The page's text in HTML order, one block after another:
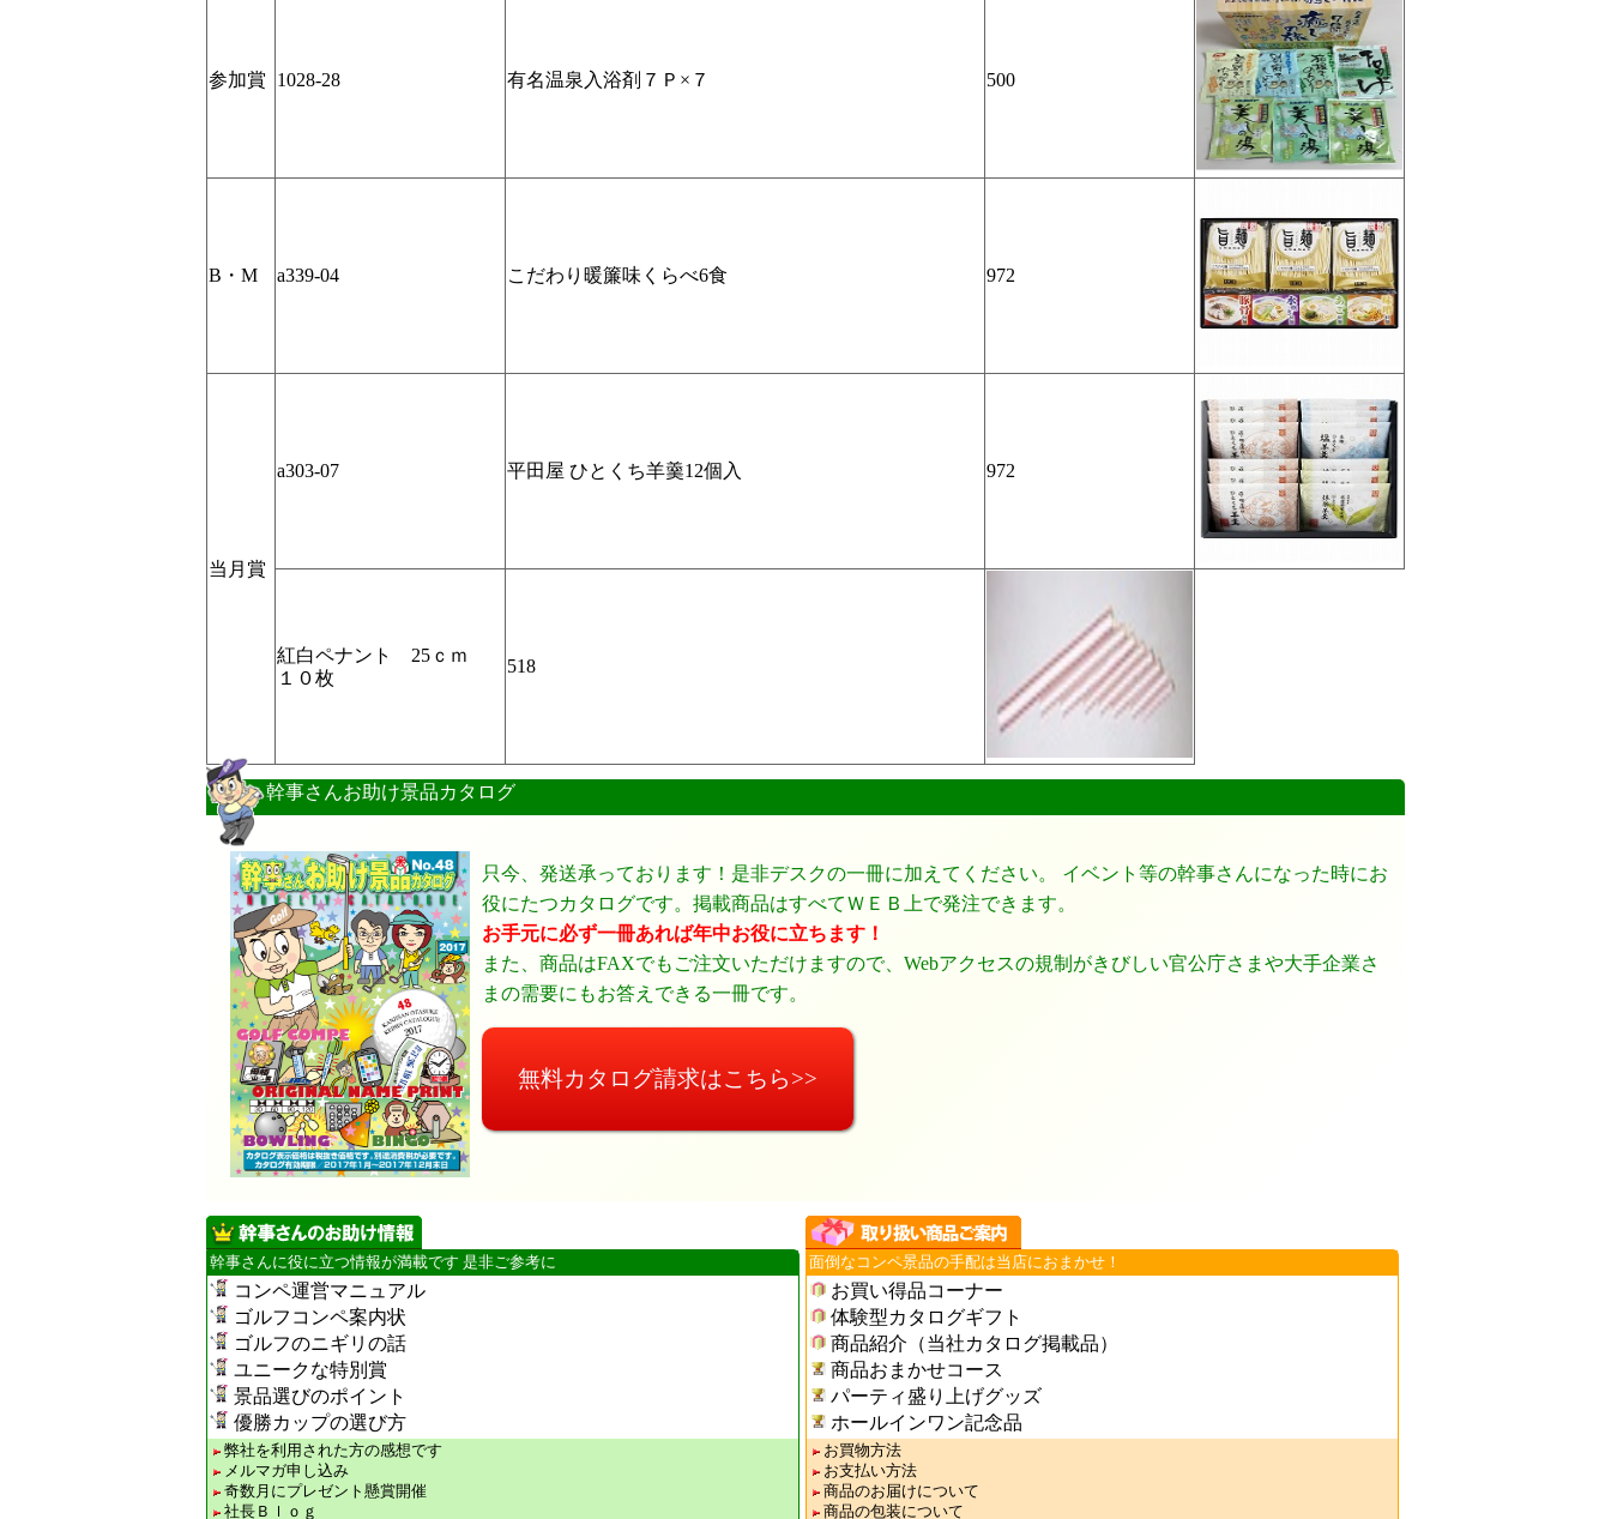
参加賞 1028-28 有名温泉入浴剤７Ｐ×７ 500
B・M a339-04 こだわり暖簾味くらべ6食 972
当月賞
a303-07 平田屋 ひとくち羊羹12個入 972
紅白ペナント 25ｃｍ
１０枚
518
幹事さんお助け景品カタログ
只今、発送承っております！是非デスクの一冊に加えてください。 イベント等の幹事さんになった時にお
役にたつカタログです。掲載商品はすべてＷＥＢ上で発注できます。
お手元に必ず一冊あれば年中お役に立ちます！
また、商品はFAXでもご注文いただけますので、Webアクセスの規制がきびしい官公庁さまや大手企業さ
まの需要にもお答えできる一冊です。
無料カタログ請求はこちら>>
幹事さんに役に立つ情報が満載です 是非ご参考に
コンペ運営マニュアル
ゴルフコンペ案内状
ゴルフのニギリの話
ユニークな特別賞
景品選びのポイント
優勝カップの選び方
弊社を利用された方の感想です
メルマガ申し込み
奇数月にプレゼント懸賞開催
社長Ｂｌｏｇ
面倒なコンペ景品の手配は当店におまかせ！
お買い得品コーナー
体験型カタログギフト
商品紹介（当社カタログ掲載品）
商品おまかせコース
パーティ盛り上げグッズ
ホールインワン記念品
お買物方法
お支払い方法
商品のお届けについて
商品の包装について